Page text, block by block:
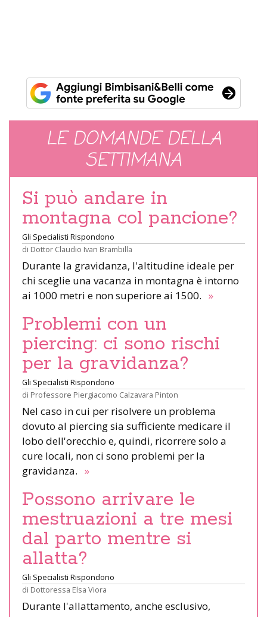
LE DOMANDE DELLA
SETTIMANA
Si può andare in
montagna col pancione?
Gli Specialisti Rispondono
di Dottor Claudio Ivan Brambilla
Durante la gravidanza, l'altitudine ideale per
chi sceglie una vacanza in montagna è intorno
ai 1000 metri e non superiore ai 1500. »
Problemi con un
piercing: ci sono rischi
per la gravidanza?
Gli Specialisti Rispondono
di Professore Piergiacomo Calzavara Pinton
Nel caso in cui per risolvere un problema
dovuto al piercing sia sufficiente medicare il
lobo dell'orecchio e, quindi, ricorrere solo a
cure locali, non ci sono problemi per la
gravidanza. »
Possono arrivare le
mestruazioni a tre mesi
dal parto mentre si
allatta?
Gli Specialisti Rispondono
di Dottoressa Elsa Viora
Durante l'allattamento, anche esclusivo,